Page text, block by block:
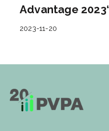
Advantage
2023-11-20